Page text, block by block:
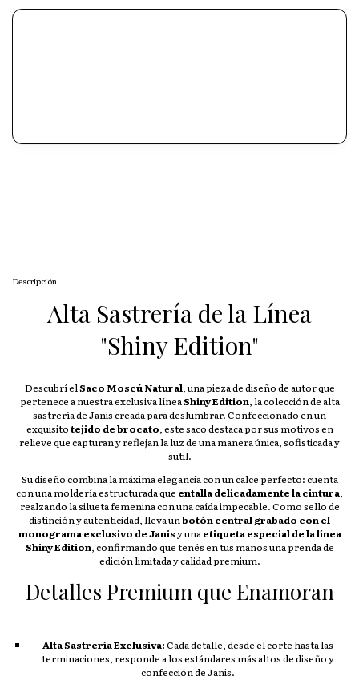
Descripción
Alta Sastrería de la Línea
"Shiny Edition"
Descubrí elSaco Moscú Natural, una pieza de diseño de autor que
pertenece a nuestra exclusiva líneaShiny Edition, la colección de alta
sastrería de Janis creada para deslumbrar. Confeccionado en un
exquisitotejido de brocato, este saco destaca por sus motivos en
relieve que capturan y reflejan la luz de una manera única, sofisticada y
sutil.
Su diseño combina la máxima elegancia con un calce perfecto: cuenta
con una moldería estructurada que entalla delicadamente la cintura,
realzando la silueta femenina con una caída impecable. Como sello de
distinción y autenticidad, lleva unbotón central grabado con el
monograma exclusivo de Janisy unaetiqueta especial de la línea
Shiny Edition, confirmando que tenés en tus manos una prenda de
edición limitada y calidad premium.
Detalles Premium que Enamoran
Alta Sastrería Exclusiva:Cada detalle, desde el corte hasta las
terminaciones, responde a los estándares más altos de diseño y
confección de Janis.